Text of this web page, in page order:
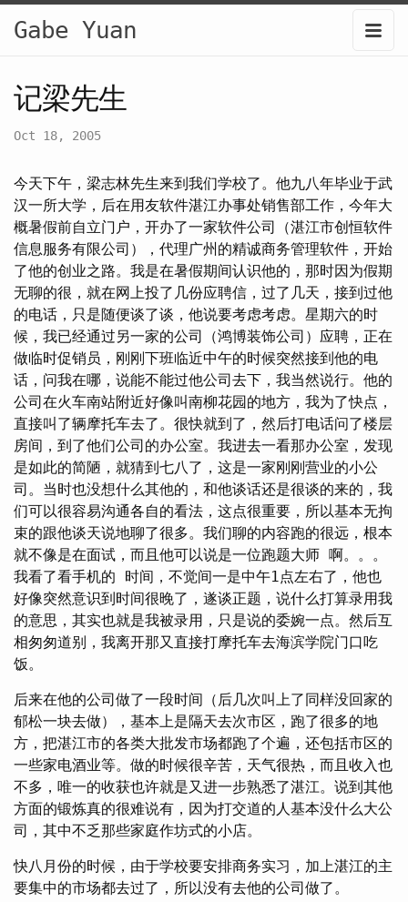
Gabe Yuan
记梁先生
Oct 18, 2005
今天下午，梁志林先生来到我们学校了。他九八年毕业于武
汉一所大学，后在用友软件湛江办事处销售部工作，今年大
概暑假前自立门户，开办了一家软件公司（湛江市创恒软件
信息服务有限公司），代理广州的精诚商务管理软件，开始
了他的创业之路。我是在暑假期间认识他的，那时因为假期
无聊的很，就在网上投了几份应聘信，过了几天，接到过他
的电话，只是随便谈了谈，他说要考虑考虑。星期六的时
候，我已经通过另一家的公司（鸿博装饰公司）应聘，正在
做临时促销员，刚刚下班临近中午的时候突然接到他的电
话，问我在哪，说能不能过他公司去下，我当然说行。他的
公司在火车南站附近好像叫南柳花园的地方，我为了快点，
直接叫了辆摩托车去了。很快就到了，然后打电话问了楼层
房间，到了他们公司的办公室。我进去一看那办公室，发现
是如此的简陋，就猜到七八了，这是一家刚刚营业的小公
司。当时也没想什么其他的，和他谈话还是很谈的来的，我
们可以很容易沟通各自的看法，这点很重要，所以基本无拘
束的跟他谈天说地聊了很多。我们聊的内容跑的很远，根本
就不像是在面试，而且他可以说是一位跑题大师 啊。。。
我看了看手机的 时间，不觉间一是中午1点左右了，他也
好像突然意识到时间很晚了，遂谈正题，说什么打算录用我
的意思，其实也就是我被录用，只是说的委婉一点。然后互
相匆匆道别，我离开那又直接打摩托车去海滨学院门口吃
饭。
后来在他的公司做了一段时间（后几次叫上了同样没回家的
郁松一块去做），基本上是隔天去次市区，跑了很多的地
方，把湛江市的各类大批发市场都跑了个遍，还包括市区的
一些家电酒业等。做的时候很辛苦，天气很热，而且收入也
不多，唯一的收获也许就是又进一步熟悉了湛江。说到其他
方面的锻炼真的很难说有，因为打交道的人基本没什么大公
司，其中不乏那些家庭作坊式的小店。
快八月份的时候，由于学校要安排商务实习，加上湛江的主
要集中的市场都去过了，所以没有去他的公司做了。